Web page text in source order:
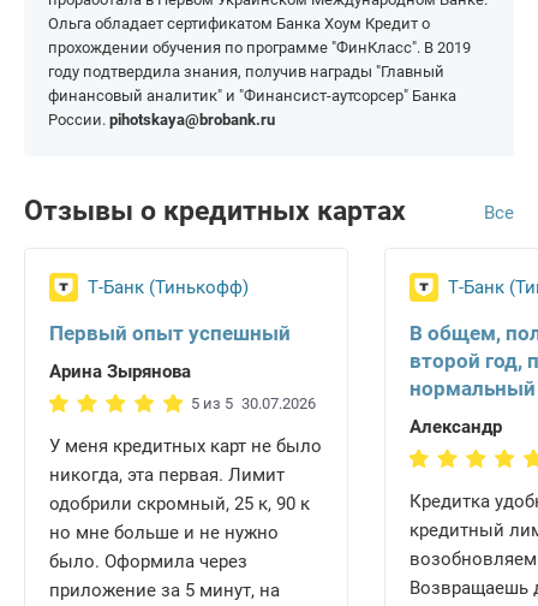
Ольга обладает сертификатом Банка Хоум Кредит о
прохождении обучения по программе "ФинКласс". В 2019
году подтвердила знания, получив награды "Главный
финансовый аналитик" и "Финансист-аутсорсер" Банка
России. pihotskaya@brobank.ru
Отзывы о кредитных картах Все
Т-Банк (Тинькофф)
Первый опыт успешный
Арина Зырянова
5 из 5 30.07.2026
У меня кредитных карт не было
никогда, эта первая. Лимит
одобрили скромный, 25 к, 90 к
но мне больше и не нужно
было. Оформила через
приложение за 5 минут, на
Т-Банк
В общем,
второй год,
нормальный
Александр
Кредитка
кредитный
Возвращаешь